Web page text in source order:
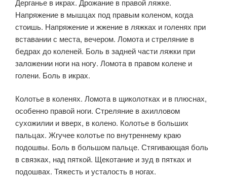
Напряжение в мышцах под правым коленом, когда
стоишь. Напряжение и жжение в ляжках и голенях при
вставании с места, вечером. Ломота и стреляние в
бедрах до коленей. Боль в задней части ляжки при
заложении ноги на ногу. Ломота в правом колене и
голени. Боль в икрах.
Колотье в коленях. Ломота в щиколотках и в плюснах,
особенно правой ноги. Стреляние в ахилловом
сухожилии и вверх, в колено. Колотье в больших
пальцах. Жгучее колотье по внутреннему краю
подошвы. Боль в большом пальце. Стягивающая боль
в связках, над пяткой. Щекотание и зуд в пятках и
подошвах. Тяжесть и усталость в ногах.